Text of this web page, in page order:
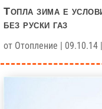
Топла зима е
без руски газ
от Отопление | 09.10.14 |